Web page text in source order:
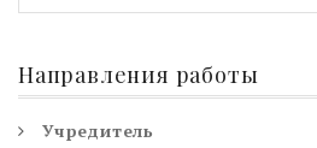
Направления работы
Учредитель